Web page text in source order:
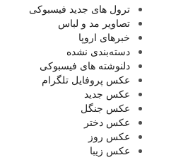
ترول های جدید فیسبوکی
تصاویر مد و لباس
خبرهای اروپا
دسته‌بندی نشده
دلنوشته های فیسبوکی
عکس پروفایل تلگرام
عکس جدید
عکس جنگل
عکس دختر
عکس روز
عکس زیبا